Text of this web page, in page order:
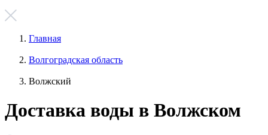
Главная
Волгоградская область
Волжский
Доставка воды в Волжском